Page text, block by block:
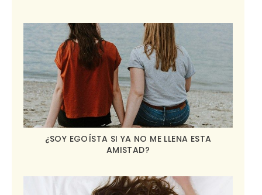
¿SOY EGOÍSTA SI YA NO ME LLENA ESTA
AMISTAD?